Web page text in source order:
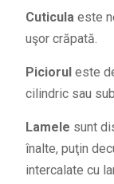
Cuticulaeste
uşor crăpată.
Picioruleste
cilindric sau
Lamele sunt
înalte, puţin
intercalate cu